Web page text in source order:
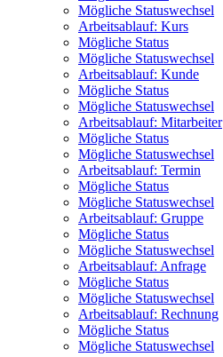
Mögliche Statuswechsel
Arbeitsablauf: Kurs
Mögliche Status
Mögliche Statuswechsel
Arbeitsablauf: Kunde
Mögliche Status
Mögliche Statuswechsel
Arbeitsablauf: Mitarbeiter
Mögliche Status
Mögliche Statuswechsel
Arbeitsablauf: Termin
Mögliche Status
Mögliche Statuswechsel
Arbeitsablauf: Gruppe
Mögliche Status
Mögliche Statuswechsel
Arbeitsablauf: Anfrage
Mögliche Status
Mögliche Statuswechsel
Arbeitsablauf: Rechnung
Mögliche Status
Mögliche Statuswechsel